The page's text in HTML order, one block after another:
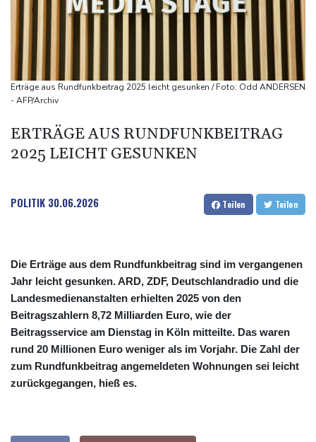
Explosion mutmaßlich ukrainischer Drohne in Bulgarien löst
diplomatische Verstimmung aus
Selenskyj warnt vor Folgen russischer Angriffe - Vucic für
Integrität der Ukraine
Sieg auf der längsten Etappe: Vollering übernimmt
Gesamtführung
Drohne explodiert an der Grenze zwischen Rumänien und
Bulgarien nahe Gaspipeline
Erträge aus Rundfunkbeitrag 2025 leicht gesunken / Foto: Odd ANDERSEN
- AFP/Archiv
ERTRÄGE AUS RUNDFUNKBEITRAG
2025 LEICHT GESUNKEN
POLITIK 30.06.2026 Teilen Teilen
Die Erträge aus dem Rundfunkbeitrag sind im vergangenen
Jahr leicht gesunken. ARD, ZDF, Deutschlandradio und die
Landesmedienanstalten erhielten 2025 von den
Beitragszahlern 8,72 Milliarden Euro, wie der
Beitragsservice am Dienstag in Köln mitteilte. Das waren
rund 20 Millionen Euro weniger als im Vorjahr. Die Zahl der
zum Rundfunkbeitrag angemeldeten Wohnungen sei leicht
zurückgegangen, hieß es.